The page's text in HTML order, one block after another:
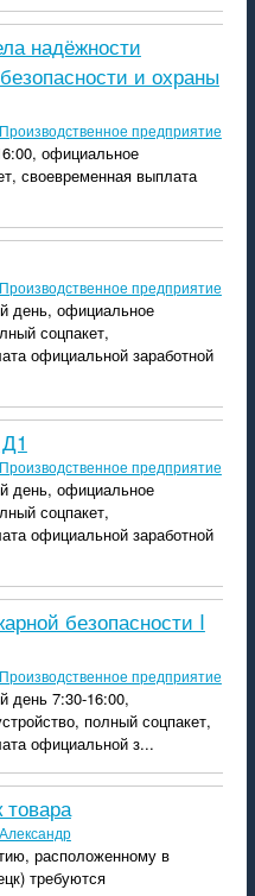
и охраны
Производственное предприятие
официальное
своевременная выплата
Производственное предприятие
день, официальное
соцпакет,
официальной заработной
Производственное предприятие
день, официальное
соцпакет,
официальной заработной
Производственное предприятие
день 7:30-16:00,
полный соцпакет,
официальной з...
товара
Александр
расположенному в
требуются